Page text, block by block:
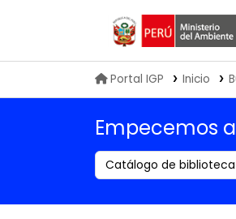
Portal IGP Inicio
Empecemos a
Search the